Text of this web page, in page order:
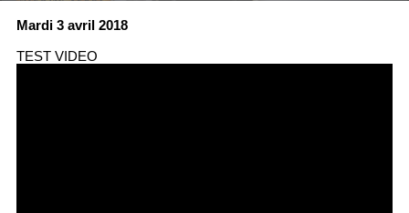
Mardi 3 avril 2018
TEST VIDEO